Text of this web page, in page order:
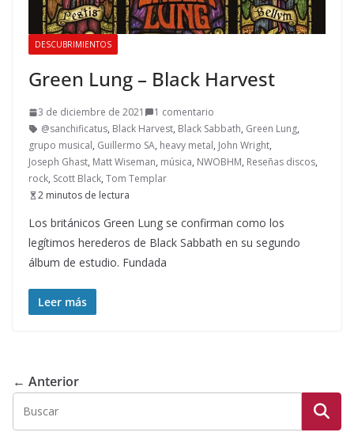
DESCUBRIMIENTOS
Green Lung – Black Harvest
3 de diciembre de 2021
1 comentario
@sanchificatus, Black Harvest, Black Sabbath, Green Lung,
grupo musical, Guillermo SA, heavy metal, John Wright,
Joseph Ghast, Matt Wiseman, música, NWOBHM, Reseñas discos,
rock, Scott Black, Tom Templar
2 minutos de lectura
Los británicos Green Lung se confirman como los
legítimos herederos de Black Sabbath en su segundo
álbum de estudio. Fundada
Leer más
← Anterior